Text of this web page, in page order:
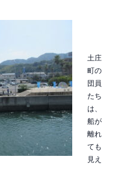
土庄
町の
団員
たち
は、
船が
離れ
ても
見え